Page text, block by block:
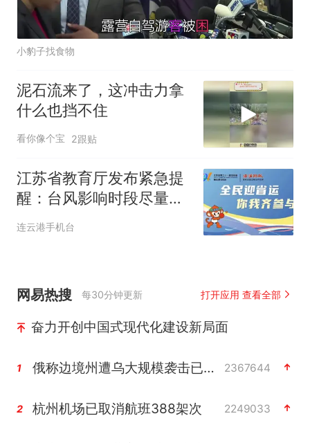
小豹子找食物
泥石流来了，这冲击力拿
什么也挡不住
看你像个宝 2跟贴
江苏省教育厅发布紧急提
醒：台风影响时段尽量居
家，非必要不外出
连云港手机台
网易热搜 每30分钟更新 打开应用 查看全部
奋力开创中国式现代化建设新局面
1 俄称边境州遭乌大规模袭击已致13伤 2367644
2 杭州机场已取消航班388架次 2249033